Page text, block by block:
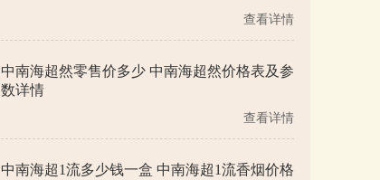
查看详情
中南海超然零售价多少 中南海超然价格表及参
数详情
查看详情
中南海超1流多少钱一盒 中南海超1流香烟价格